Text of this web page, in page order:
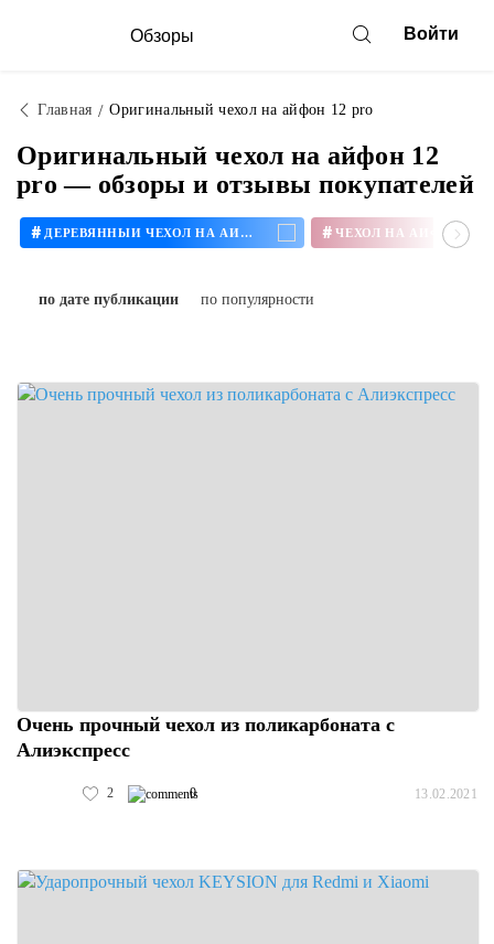
Обзоры Войти
Главная Оригинальный чехол на айфон 12 pro
Оригинальный чехол на айфон 12
pro — обзоры и отзывы покупателей
# ДЕРЕВЯННЫЙ ЧЕХОЛ НА АЙФОН # ЧЕХОЛ НА АЙФОН 11
по дате публикации по популярности
Очень прочный чехол из поликарбоната с
Алиэкспресс
2 0 13.02.2021